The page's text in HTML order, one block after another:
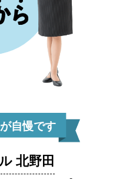
自慢です
北野田